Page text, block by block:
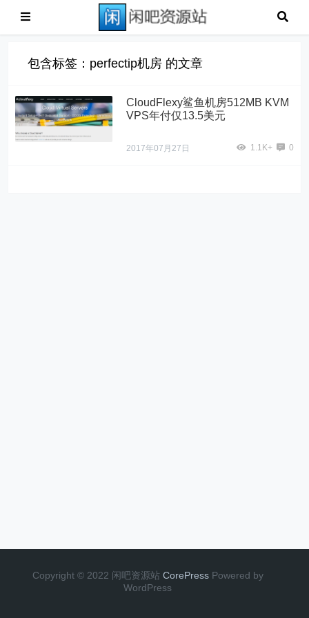
包含标签：perfectip机房 的文章
CloudFlexy鲨鱼机房512MB KVM
VPS年付仅13.5美元
2017年07月27日 1.1K+ 0
Copyright © 2022 闲吧资源站 CorePress Powered by
WordPress